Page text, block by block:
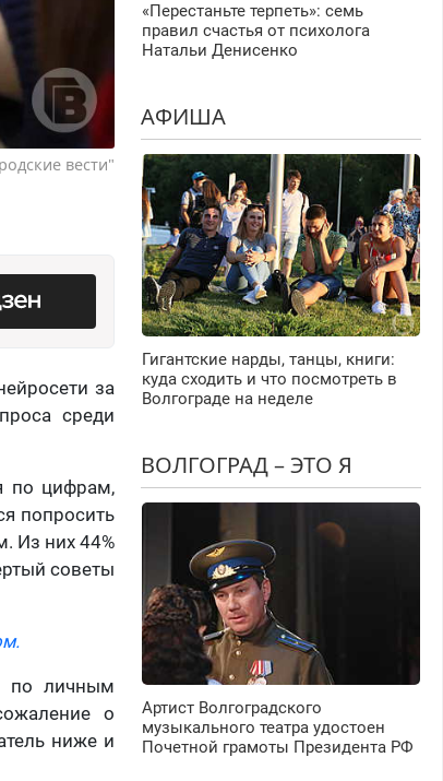
вести"
за
среди
по цифрам,
попросить
Из них 44%
советы
по личным
о
ниже и
«Перестаньте терпеть»: семь
правил счастья от психолога
Натальи Денисенко
АФИША
Гигантские нарды, танцы, книги:
куда сходить и что посмотреть в
Волгограде на неделе
ВОЛГОГРАД – ЭТО Я
Артист Волгоградского
музыкального театра удостоен
Почетной грамоты Президента РФ